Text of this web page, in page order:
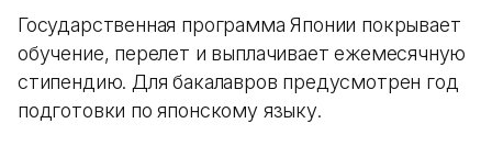
Государственная программа Японии покрывает
обучение, перелет и выплачивает ежемесячную
стипендию. Для бакалавров предусмотрен год
подготовки по японскому языку.